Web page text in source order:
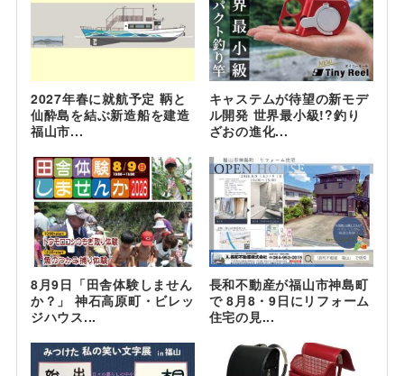
2027年春に就航予定 鞆と
仙酔島を結ぶ新造船を建造
福山市...
キャステムが待望の新モデ
ル開発 世界最小級!?釣り
ざおの進化...
8月9日「田舎体験しません
か？」 神石高原町・ビレッ
ジハウス...
長和不動産が福山市神島町
で 8月8・9日にリフォーム
住宅の見...